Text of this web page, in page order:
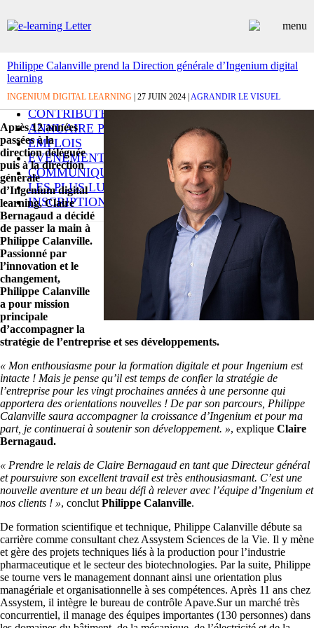
ARTICLES
DOSSIERS
CONTRIBUTEURS
ANNUAIRE PREMIUM
EMPLOIS
ÉVÉNEMENTS
COMMUNIQUÉS
LES PLUS LUS
INSCRIPTION NEWSLETTER
Philippe Calanville prend la Direction générale d’Ingenium digital
learning
INGENIUM DIGITAL LEARNING | 27 JUIN 2024 | AGRANDIR LE VISUEL
Après 12 années
passées à la
direction déléguée
puis à la direction
générale
d’Ingenium digital
learning, Claire
Bernagaud a décidé
de passer la main à
Philippe Calanville.
Passionné par
l’innovation et le
changement,
Philippe Calanville
a pour mission
principale
d’accompagner la
stratégie de l’entreprise et ses développements.
« Mon enthousiasme pour la formation digitale et pour Ingenium est
intacte ! Mais je pense qu’il est temps de confier la stratégie de
l’entreprise pour les vingt prochaines années à une personne qui
apportera des orientations nouvelles ! De par son parcours, Philippe
Calanville saura accompagner la croissance d’Ingenium et pour ma
part, je continuerai à soutenir son développement. », explique Claire
Bernagaud.
« Prendre le relais de Claire Bernagaud en tant que Directeur général
et poursuivre son excellent travail est très enthousiasmant. C’est une
nouvelle aventure et un beau défi à relever avec l’équipe d’Ingenium et
nos clients ! », conclut Philippe Calanville.
De formation scientifique et technique, Philippe Calanville débute sa
carrière comme consultant chez Assystem Sciences de la Vie. Il y mène
et gère des projets techniques liés à la production pour l’industrie
pharmaceutique et le secteur des biotechnologies. Par la suite, Philippe
se tourne vers le management donnant ainsi une orientation plus
managériale et organisationnelle à ses compétences. Après 11 ans chez
Assystem, il intègre le bureau de contrôle Apave.Sur un marché très
concurrentiel, il manage des équipes importantes (130 personnes) dans